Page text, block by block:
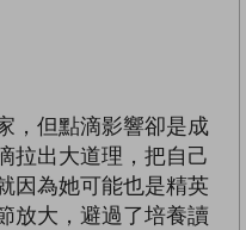
，但點滴影響卻是成
拉出大道理，把自己
因為她可能也是精英
放大，避過了培養讀